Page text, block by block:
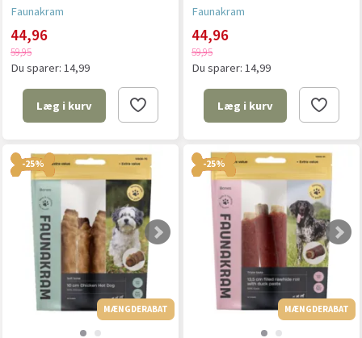
Faunakram
44,96
59,95
Du sparer: 14,99
Læg i kurv
Faunakram
44,96
59,95
Du sparer: 14,99
Læg i kurv
-25%
MÆNGDERABAT MÆNGDERABAT
-25%
MÆNGDERABAT